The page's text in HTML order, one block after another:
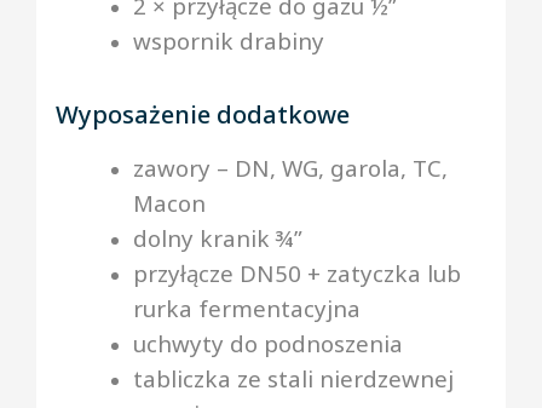
wspornik drabiny
Wyposażenie dodatkowe
zawory – DN, WG, garola, TC,
Macon
dolny kranik ¾”
przyłącze DN50 + zatyczka lub
rurka fermentacyjna
uchwyty do podnoszenia
tabliczka ze stali nierdzewnej